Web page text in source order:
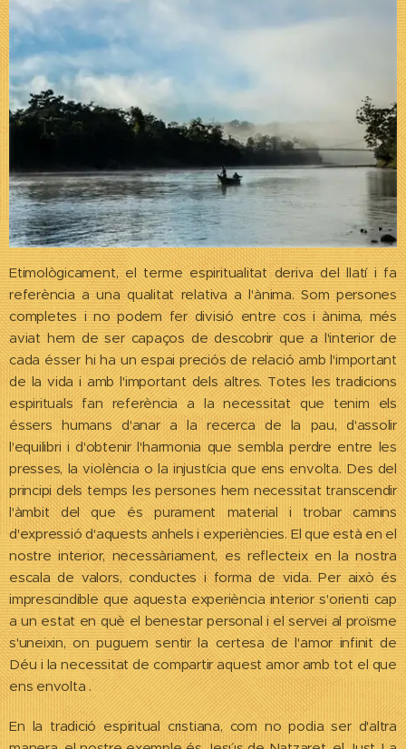
Etimològicament, el terme espiritualitat deriva del llatí i fa
referència a una qualitat relativa a l'ànima. Som persones
completes i no podem fer divisió entre cos i ànima, més
aviat hem de ser capaços de descobrir que a l'interior de
cada ésser hi ha un espai preciós de relació amb l'important
de la vida i amb l'important dels altres. Totes les tradicions
espirituals fan referència a la necessitat que tenim els
éssers humans d'anar a la recerca de la pau, d'assolir
l'equilibri i d'obtenir l'harmonia que sembla perdre entre les
presses, la violència o la injustícia que ens envolta. Des del
principi dels temps les persones hem necessitat transcendir
l'àmbit del que és purament material i trobar camins
d'expressió d'aquests anhels i experiències. El que està en el
nostre interior, necessàriament, es reflecteix en la nostra
escala de valors, conductes i forma de vida. Per això és
imprescindible que aquesta experiència interior s'orienti cap
a un estat en què el benestar personal i el servei al proïsme
s'uneixin, on puguem sentir la certesa de l'amor infinit de
Déu i la necessitat de compartir aquest amor amb tot el que
ens envolta .
En la tradició espiritual cristiana, com no podia ser d'altra